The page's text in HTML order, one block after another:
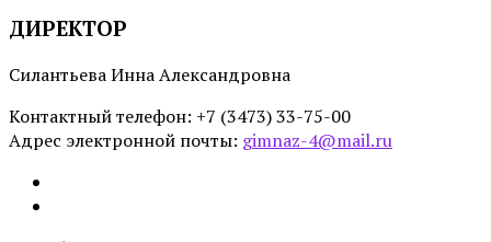
ДИРЕКТОР
Силантьева Инна Александровна
Контактный телефон: +7 (3473) 33-75-00
Адрес электронной почты: gimnaz-4@mail.ru